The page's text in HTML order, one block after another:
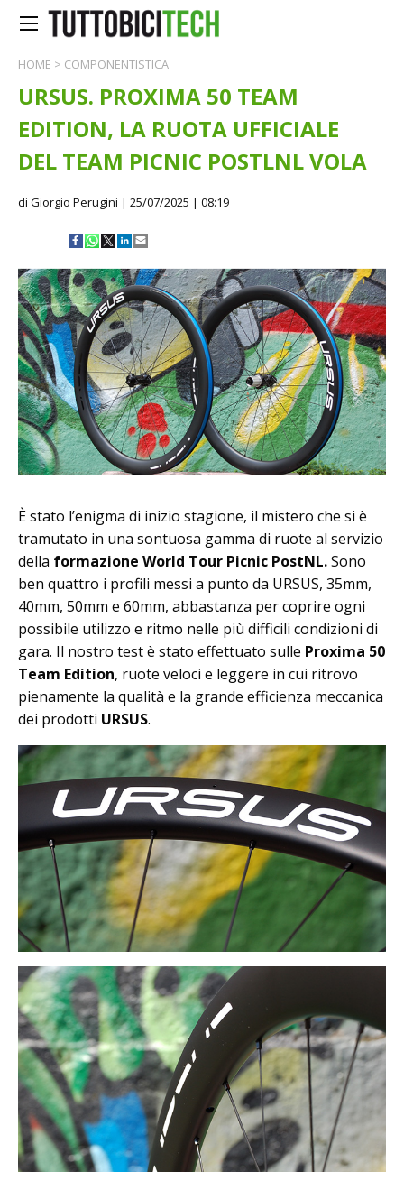
HOME > COMPONENTISTICA
URSUS. PROXIMA 50 TEAM
EDITION, LA RUOTA UFFICIALE
DEL TEAM PICNIC POSTLNL VOLA
di Giorgio Perugini | 25/07/2025 | 08:19
È stato l’enigma di inizio stagione, il mistero che si è
tramutato in una sontuosa gamma di ruote al servizio
della formazione World Tour Picnic PostNL.Sono
ben quattro i profili messi a punto da URSUS, 35mm,
40mm, 50mm e 60mm, abbastanza per coprire ogni
possibile utilizzo e ritmo nelle più difficili condizioni di
gara. Il nostro test è stato effettuato sulle Proxima 50
Team Edition, ruote veloci e leggere in cui ritrovo
pienamente la qualità e la grande efficienza meccanica
dei prodotti URSUS.